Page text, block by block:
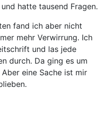
hatte tausend Fragen.
fand ich aber nicht
mehr Verwirrung. Ich
und las jede
durch. Da ging es um
eine Sache ist mir